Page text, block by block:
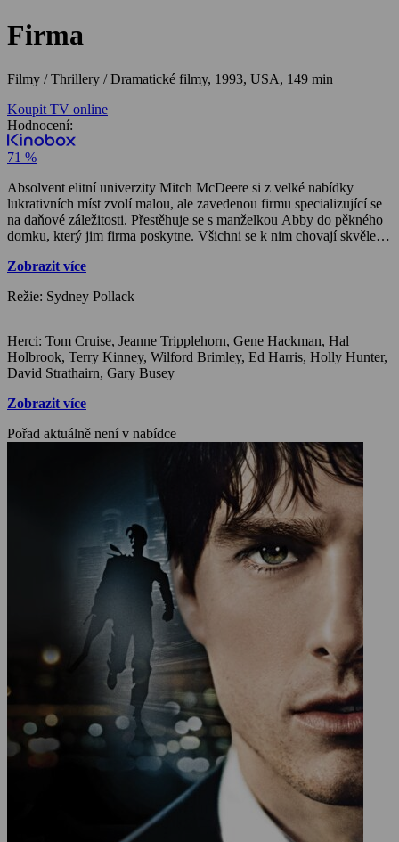
Firma
Filmy / Thrillery / Dramatické filmy, 1993, USA, 149 min
Koupit TV online
Hodnocení:
71 %
Absolvent elitní univerzity Mitch McDeere si z velké nabídky
lukrativních míst zvolí malou, ale zavedenou firmu specializující se
na daňové záležitosti. Přestěhuje se s manželkou Abby do pěkného
domku, který jim firma poskytne. Všichni se k nim chovají skvěle a
Jenže velmi záhy se začnou vynořovat první mráčky…
Zobrazit více
Režie: Sydney Pollack
Herci: Tom Cruise, Jeanne Tripplehorn, Gene Hackman, Hal
Holbrook, Terry Kinney, Wilford Brimley, Ed Harris, Holly Hunter,
David Strathairn, Gary Busey
Zobrazit více
Pořad aktuálně není v nabídce